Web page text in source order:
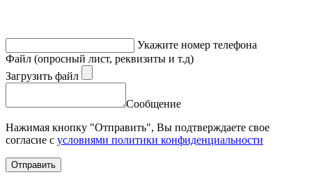
Укажите номер телефона
Файл (опросный лист, реквизиты и т.д)
Загрузить файл
Сообщение
Нажимая кнопку "Отправить", Вы подтверждаете свое
согласие с условиями политики конфиденциальности
Отправить